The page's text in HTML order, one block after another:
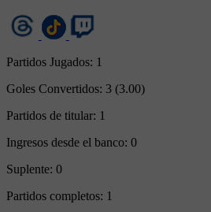
Partidos Jugados: 1
Goles Convertidos: 3 (3.00)
Partidos de titular: 1
Ingresos desde el banco: 0
Suplente: 0
Partidos completos: 1